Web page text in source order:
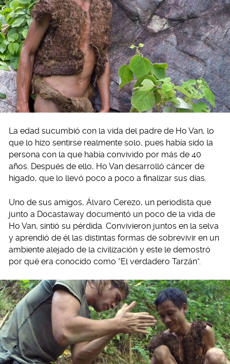
La edad sucumbió con la vida del padre de Ho Van, lo
que lo hizo sentirse realmente solo, pues había sido la
persona con la que había convivido por más de 40
años. Después de ello, Ho Van desarrolló cáncer de
hígado, que lo llevó poco a poco a finalizar sus días.
Uno de sus amigos, Álvaro Cerezo, un periodista que
junto a Docastaway documentó un poco de la vida de
Ho Van, sintió su pérdida. Convivieron juntos en la selva
y aprendió de él las distintas formas de sobrevivir en un
ambiente alejado de la civilización y este le demostró
por qué era conocido como “El verdadero Tarzán”.